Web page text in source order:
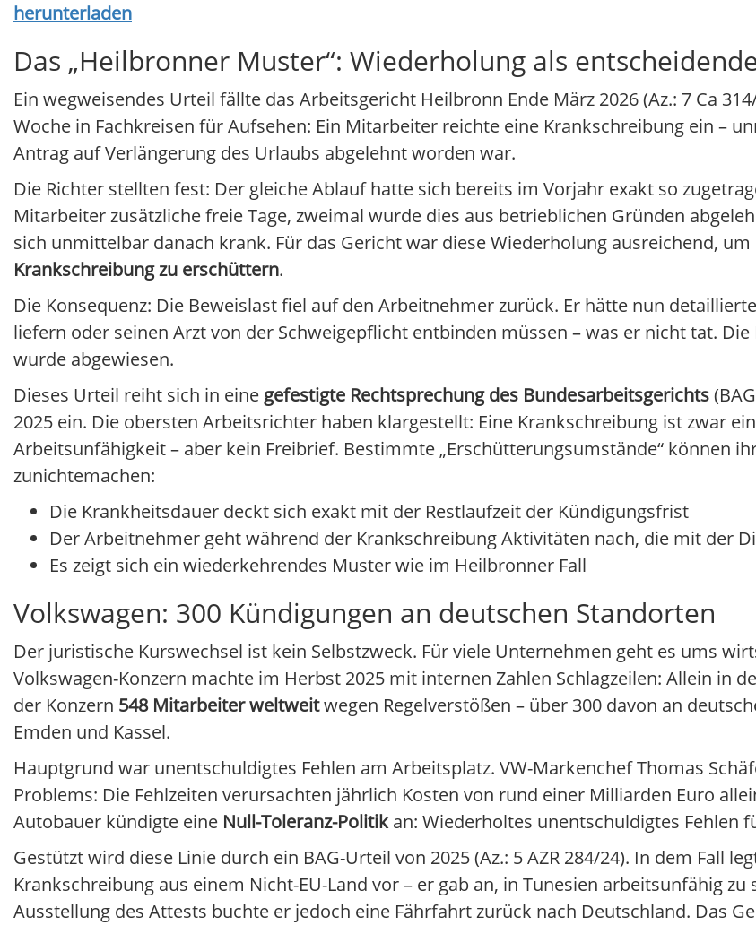
herunterladen
Das „Heilbronner Muster“: Wiederholung als
Ein wegweisendes Urteil fällte das Arbeitsgericht Heilbronn Ende März 2026 (Az.: 7 Ca
Woche in Fachkreisen für Aufsehen: Ein Mitarbeiter reichte eine Krankschreibung ein –
Antrag auf Verlängerung des Urlaubs abgelehnt worden war.
Die Richter stellten fest: Der gleiche Ablauf hatte sich bereits im Vorjahr exakt so
Mitarbeiter zusätzliche freie Tage, zweimal wurde dies aus betrieblichen Gründen
sich unmittelbar danach krank. Für das Gericht war diese Wiederholung ausreichend, um
Krankschreibung zu erschüttern.
Die Konsequenz: Die Beweislast fiel auf den Arbeitnehmer zurück. Er hätte nun
liefern oder seinen Arzt von der Schweigepflicht entbinden müssen – was er nicht tat.
wurde abgewiesen.
Dieses Urteil reiht sich in eine gefestigte Rechtsprechung des Bundesarbeitsgerichts
2025 ein. Die obersten Arbeitsrichter haben klargestellt: Eine Krankschreibung ist zwar
Arbeitsunfähigkeit – aber kein Freibrief. Bestimmte „Erschütterungsumstände“ können
zunichtemachen:
Die Krankheitsdauer deckt sich exakt mit der Restlaufzeit der Kündigungsfrist
Der Arbeitnehmer geht während der Krankschreibung Aktivitäten nach, die mit der
Es zeigt sich ein wiederkehrendes Muster wie im Heilbronner Fall
Volkswagen: 300 Kündigungen an deutschen Standorten
Der juristische Kurswechsel ist kein Selbstzweck. Für viele Unternehmen geht es ums
Volkswagen-Konzern machte im Herbst 2025 mit internen Zahlen Schlagzeilen: Allein in
der Konzern 548 Mitarbeiter weltweitwegen Regelverstößen – über 300 davon an
Emden und Kassel.
Hauptgrund war unentschuldigtes Fehlen am Arbeitsplatz. VW-Markenchef Thomas
Problems: Die Fehlzeiten verursachten jährlich Kosten von rund einer Milliarden Euro
Autobauer kündigte eine Null-Toleranz-Politikan: Wiederholtes unentschuldigtes Fehlen
Gestützt wird diese Linie durch ein BAG-Urteil von 2025 (Az.: 5 AZR 284/24). In dem Fall
Krankschreibung aus einem Nicht-EU-Land vor – er gab an, in Tunesien arbeitsunfähig zu
Ausstellung des Attests buchte er jedoch eine Fährfahrt zurück nach Deutschland. Das